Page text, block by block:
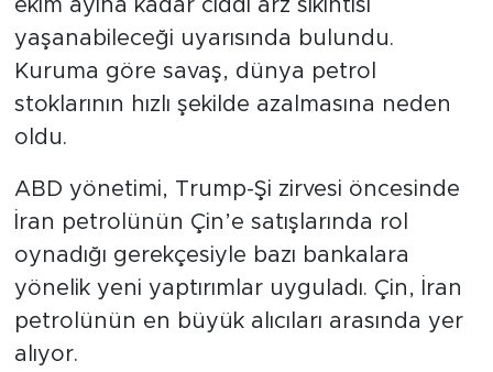
ekim ayına kadar ciddi arz sıkıntısı
yaşanabileceği uyarısında bulundu.
Kuruma göre savaş, dünya petrol
stoklarının hızlı şekilde azalmasına neden
oldu.
ABD yönetimi, Trump-Şi zirvesi öncesinde
İran petrolünün Çin’e satışlarında rol
oynadığı gerekçesiyle bazı bankalara
yönelik yeni yaptırımlar uyguladı. Çin, İran
petrolünün en büyük alıcıları arasında yer
alıyor.